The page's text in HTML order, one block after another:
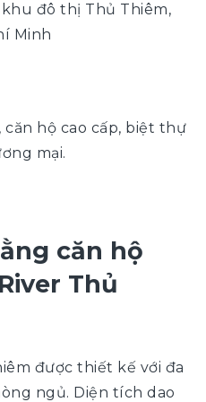
khu đô thị Thủ Thiêm,
Minh
căn hộ cao cấp, biệt thự
mại.
căn hộ
Thủ
được thiết kế với đa
ngủ. Diện tích dao